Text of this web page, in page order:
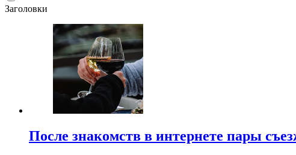
Заголовки
После знакомств в интернете пары